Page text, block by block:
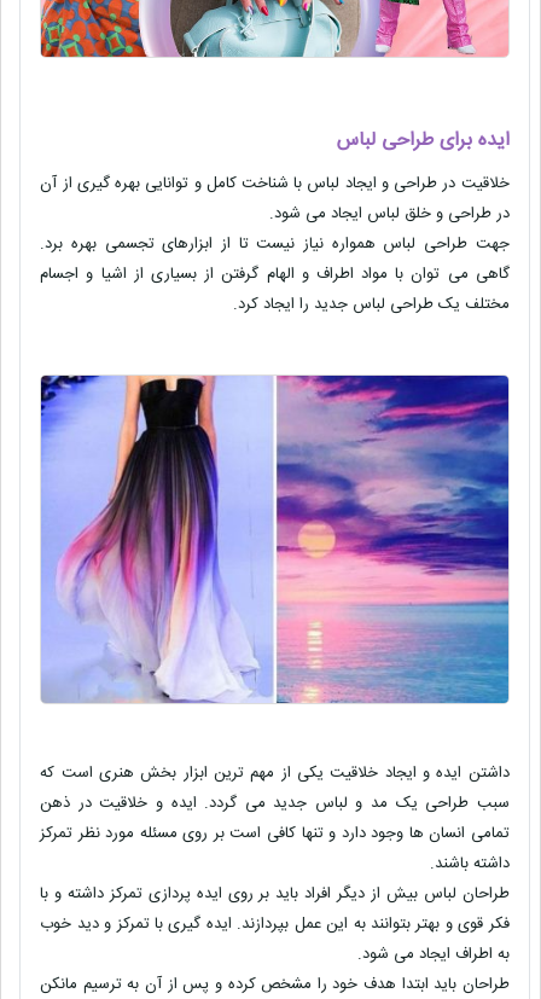
ایده برای طراحی لباس
خلاقیت در طراحی و ایجاد لباس با شناخت کامل و توانایی بهره گیری از آن
در طراحی و خلق لباس ایجاد می شود.
جهت طراحی لباس همواره نیاز نیست تا از ابزارهای تجسمی بهره برد.
گاهی می توان با مواد اطراف و الهام گرفتن از بسیاری از اشیا و اجسام
مختلف یک طراحی لباس جدید را ایجاد کرد.
داشتن ایده و ایجاد خلاقیت یکی از مهم ترین ابزار بخش هنری است که
سبب طراحی یک مد و لباس جدید می گردد. ایده و خلاقیت در ذهن
تمامی انسان ها وجود دارد و تنها کافی است بر روی مسئله مورد نظر تمرکز
داشته باشند.
طراحان لباس بیش از دیگر افراد باید بر روی ایده پردازی تمرکز داشته و با
فکر قوی و بهتر بتوانند به این عمل بپردازند. ایده گیری با تمرکز و دید خوب
به اطراف ایجاد می شود.
طراحان باید ابتدا هدف خود را مشخص کرده و پس از آن به ترسیم مانکن